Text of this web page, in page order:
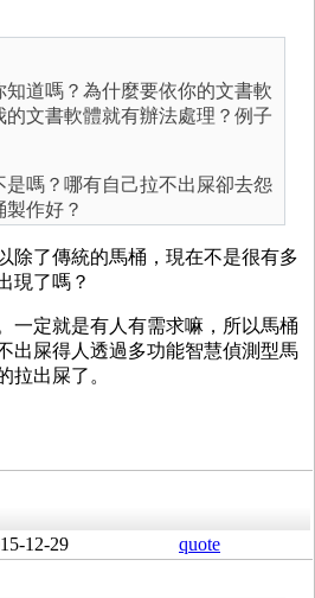
道嗎？為什麼要依你的文書軟
文書軟體就有辦法處理？例子
嗎？哪有自己拉不出屎卻去怨
作好？
除了傳統的馬桶，現在不是很有多
現了嗎？
一定就是有人有需求嘛，所以馬桶
出屎得人透過多功能智慧偵測型馬
拉出屎了。
12-29 quote